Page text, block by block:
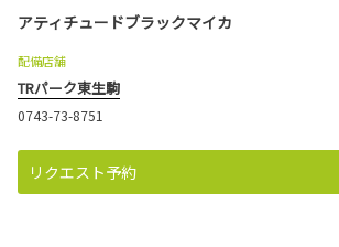
アティチュードブラックマイカ
配備店舗
TRパーク東生駒
0743-73-8751
リクエスト予約